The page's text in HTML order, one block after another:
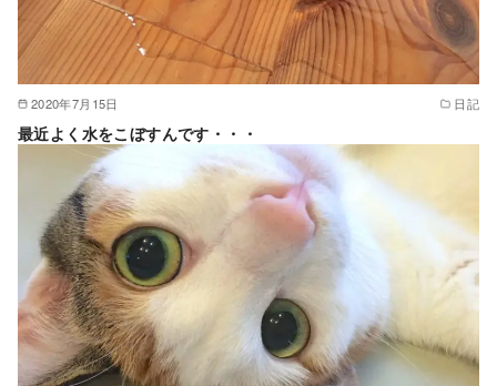
2020年7月15日 日記
最近よく水をこぼすんです・・・